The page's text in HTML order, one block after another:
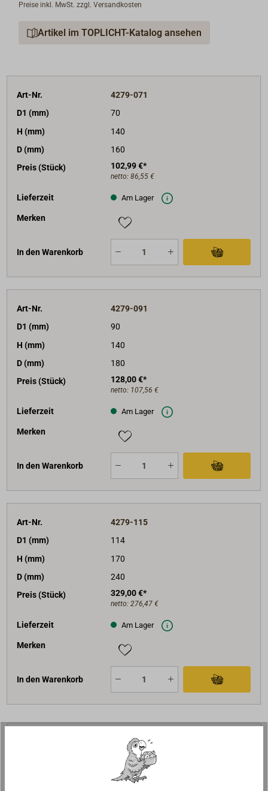
Preise inkl. MwSt. zzgl. Versandkosten
Artikel im TOPLICHT-Katalog ansehen
Art-Nr.
4279-071
D1 (mm)
70
H (mm)
140
D (mm)
160
Preis (Stück)
102,99 €*
netto: 86,55 €
Lieferzeit Am Lager
Merken
In den Warenkorb
Art-Nr.
4279-091
D1 (mm)
90
H (mm)
140
D (mm)
180
Preis (Stück)
128,00 €*
netto: 107,56 €
Lieferzeit Am Lager
Merken
In den Warenkorb
Art-Nr.
4279-115
D1 (mm)
114
H (mm)
170
D (mm)
240
Preis (Stück)
329,00 €*
netto: 276,47 €
Lieferzeit Am Lager
Merken
In den Warenkorb
Einzelteile zur Montage einer Decksdurchführung, die